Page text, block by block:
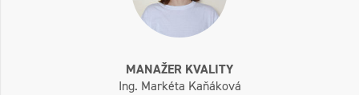
MANAŽER KVALITY
Ing. Markéta Kaňáková